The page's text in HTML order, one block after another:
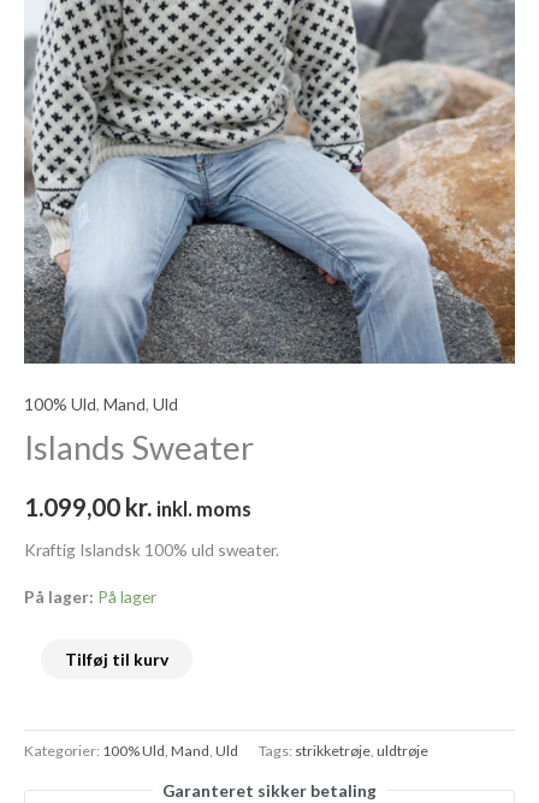
100% Uld, Mand, Uld
Islands Sweater
1.099,00 kr. inkl. moms
Kraftig Islandsk 100% uld sweater.
På lager: På lager
Tilføj til kurv
Kategorier: 100% Uld Mand Uld Tags: strikketrøje uldtrøje
Garanteret sikker betaling